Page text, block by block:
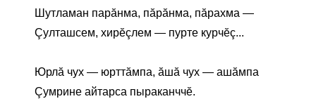
Шутламан парăнма, пăрăнма, пăрахма —
Çулташсем, хирĕçлем — пурте курчĕç...
Юрлă чух — юрттăмпа, ăшă чух — ашăмпа
Çумрине айтарса пыраканччĕ.